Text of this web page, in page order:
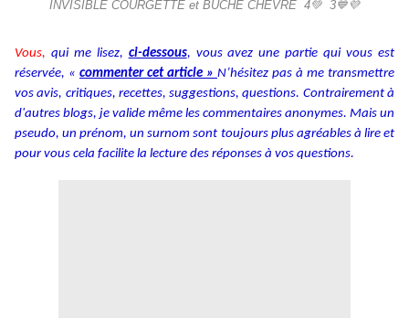
INVISIBLE COURGETTE et BÛCHE CHÈVRE 4💚 3💙💜
Vous, qui me lisez, ci-dessous, vous avez une partie qui vous est
réservée, « commenter cet article » N’hésitez pas à me transmettre
vos avis, critiques, recettes, suggestions, questions. Contrairement à
d'autres blogs, je valide même les commentaires anonymes. Mais un
pseudo, un prénom, un surnom sont toujours plus agréables à lire et
pour vous cela facilite la lecture des réponses à vos questions.